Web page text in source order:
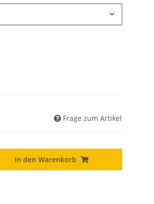
Frage zum Artikel
In den Warenkorb